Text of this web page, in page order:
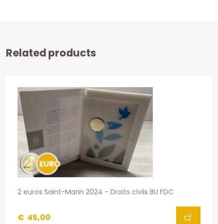
Related products
2 euros Saint-Marin 2024 - Droits civils BU FDC
€ 45,00